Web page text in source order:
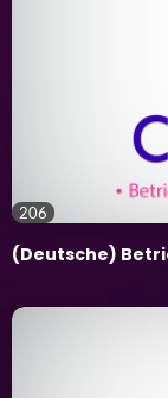
206
(Deutsche)